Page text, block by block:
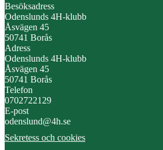
Besöksadress
Odenslunds 4H-klubb
Åsvägen 45
50741 Borås
Adress
Odenslunds 4H-klubb
Åsvägen 45
50741 Borås
Telefon
0702722129
E-post
odenslund@4h.se
Sekretess och cookies